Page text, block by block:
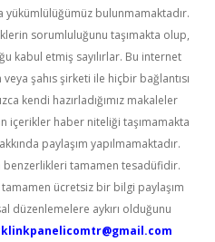
bulunmamaktadır.
sorumluluğunu taşımakta olup,
kabul etmiş sayılırlar. Bu internet
şahıs şirketi ile hiçbir bağlantısı
kendi hazırladığımız makaleler
içerikler haber niteliği taşımamakta
paylaşım yapılmamaktadır.
benzerlikleri tamamen tesadüfidir.
ücretsiz bir bilgi paylaşım
düzenlemelere aykırı olduğunu